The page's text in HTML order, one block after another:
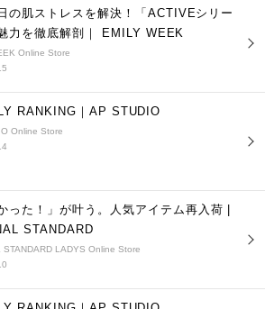
の肌ストレスを解決！「ACTIVEシリー
力を徹底解剖｜ EMILY WEEK
Online Store
RANKING｜AP STUDIO
Online Store
った！」が叶う。人気アイテム再入荷 |
STANDARD
STANDARD LADYS Online Store